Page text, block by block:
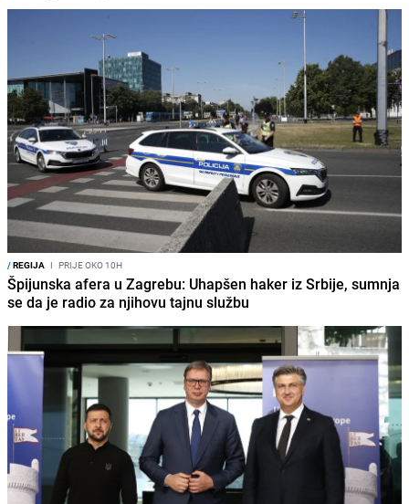
/REGIJA I PRIJE OKO 10H
Špijunska afera u Zagrebu: Uhapšen haker iz Srbije, sumnja
se da je radio za njihovu tajnu službu